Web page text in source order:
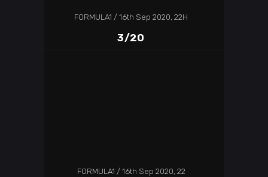
FORMULA1 16th Sep 2020, 22H
3/20
FORMULA1 16th Sep 2020, 22